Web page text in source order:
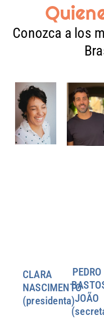
Conozca a los
CLARA
NASCIMENTO
(presidenta)
PEDRO
JOÃO